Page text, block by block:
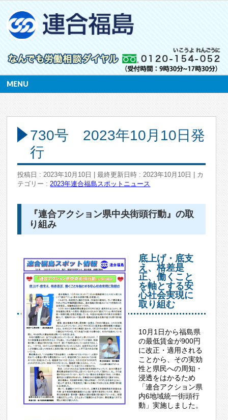
MENU
730号 2023年10月10日発
行
投稿日 : 2023年10月10日 最終更新日時 : 2023年10月10日
カ
テゴリー :2023年連合福島スポットニュース
『連合アクション県中央街頭行動』の取
り組み
底上げ・底支
え、格差是
正、働くこと
を軸とする安
心社会実現に
取り組む
10月1日から福島県
の最低賃金が900円
に改正・適用される
ことから、その実効
性と県民への周知・
浸透をはかるため
「連合アクション県
内6地域統一街頭行
動」実施しました。